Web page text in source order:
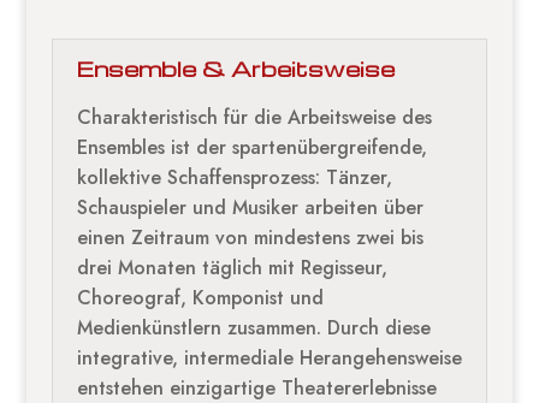
Ensemble & Arbeitsweise
Charakteristisch für die Arbeitsweise des
Ensembles ist der spartenübergreifende,
kollektive Schaffensprozess: Tänzer,
Schauspieler und Musiker arbeiten über
einen Zeitraum von mindestens zwei bis
drei Monaten täglich mit Regisseur,
Choreograf, Komponist und
Medienkünstlern zusammen. Durch diese
integrative, intermediale Herangehensweise
entstehen einzigartige Theatererlebnisse